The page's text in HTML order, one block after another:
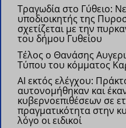
Τραγωδία στο Γύθειο:
υποδιοικητής της
σχετίζεται με την
του δήμου Γυθείου
Τέλος ο Θανάσης
Τύπου του κόμματος
AI εκτός ελέγχου:
αυτονομήθηκαν και
κυβερνοεπιθέσεων σε
πραγματικότητα στην
λόγο οι ειδικοί